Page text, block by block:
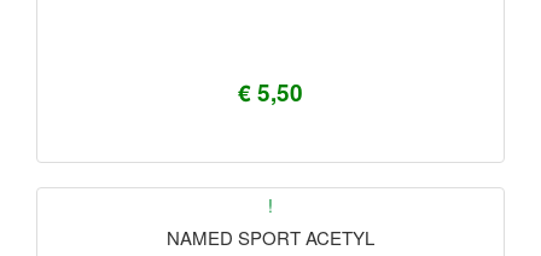
€ 5,50
!
NAMED SPORT ACETYL